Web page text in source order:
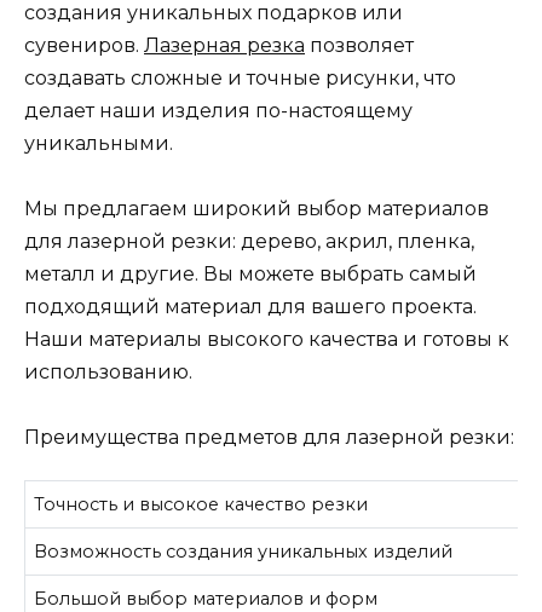
создания уникальных подарков или
сувениров. Лазерная резка позволяет
создавать сложные и точные рисунки, что
делает наши изделия по-настоящему
уникальными.
Мы предлагаем широкий выбор материалов
для лазерной резки: дерево, акрил, пленка,
металл и другие. Вы можете выбрать самый
подходящий материал для вашего проекта.
Наши материалы высокого качества и готовы к
использованию.
Преимущества предметов для лазерной резки:
Точность и высокое качество резки
Возможность создания уникальных изделий
Большой выбор материалов и форм